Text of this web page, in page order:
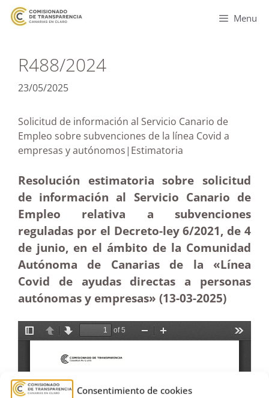
Consentimiento de cookies
Menu
R488/2024
23/05/2025
Solicitud de información al Servicio Canario de
Empleo sobre subvenciones de la línea Covid a
empresas y autónomos|Estimatoria
Resolución estimatoria sobre solicitud
de información al Servicio Canario de
Empleo relativa a subvenciones
reguladas por el Decreto-ley 6/2021, de 4
de junio, en el ámbito de la Comunidad
Autónoma de Canarias de la «Línea
Covid de ayudas directas a personas
autónomas y empresas» (13-03-2025)